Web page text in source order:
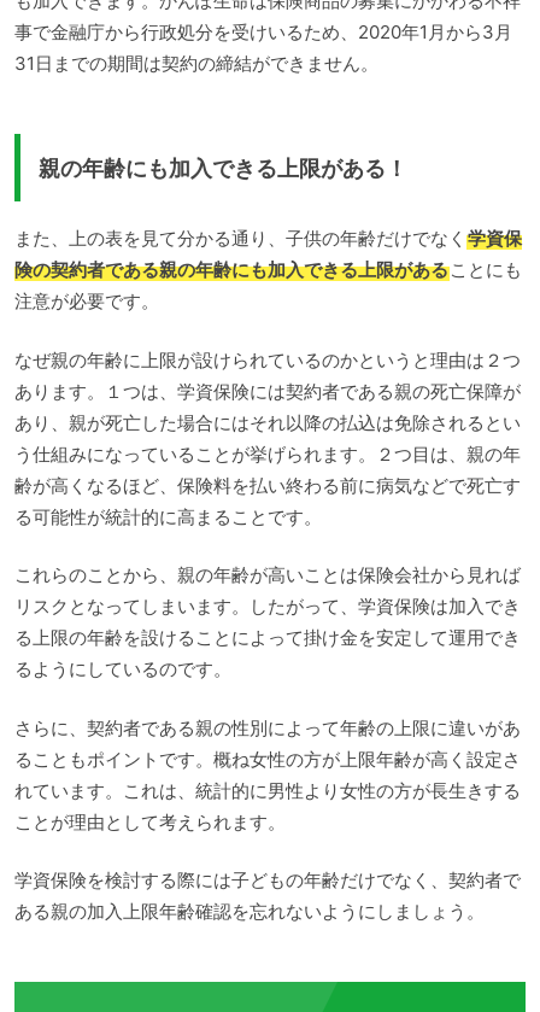
事で金融庁から行政処分を受けいるため、2020年1月から3月
31日までの期間は契約の締結ができません。
親の年齢にも加入できる上限がある！
また、上の表を見て分かる通り、子供の年齢だけでなく 学資保
険の契約者である親の年齢にも加入できる上限があることにも
注意が必要です。
なぜ親の年齢に上限が設けられているのかというと理由は２つ
あります。１つは、学資保険には契約者である親の死亡保障が
あり、親が死亡した場合にはそれ以降の払込は免除されるとい
う仕組みになっていることが挙げられます。２つ目は、親の年
齢が高くなるほど、保険料を払い終わる前に病気などで死亡す
る可能性が統計的に高まることです。
これらのことから、親の年齢が高いことは保険会社から見れば
リスクとなってしまいます。したがって、学資保険は加入でき
る上限の年齢を設けることによって掛け金を安定して運用でき
るようにしているのです。
さらに、契約者である親の性別によって年齢の上限に違いがあ
ることもポイントです。概ね女性の方が上限年齢が高く設定さ
れています。これは、統計的に男性より女性の方が長生きする
ことが理由として考えられます。
学資保険を検討する際には子どもの年齢だけでなく、契約者で
ある親の加入上限年齢確認を忘れないようにしましょう。